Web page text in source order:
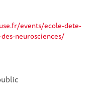
events/ecole-dete-
neurosciences/